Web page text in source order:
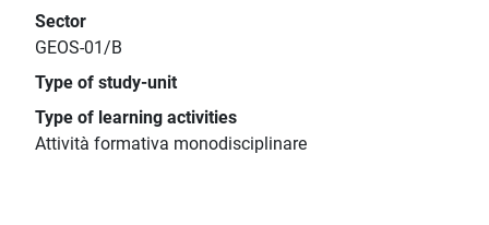
Sector
GEOS-01/B
Type of study-unit
Type of learning activities
Attività formativa monodisciplinare